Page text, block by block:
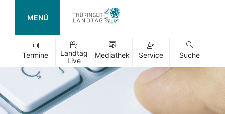
MENÜ
Termine
Landtag
Live
Mediathek Service Suche